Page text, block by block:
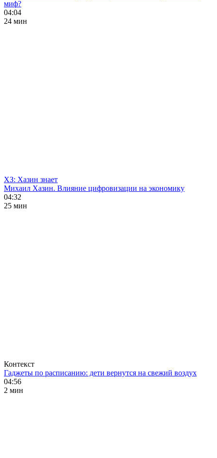
миф?
04:04
24 мин
ХЗ: Хазин знает
Михаил Хазин. Влияние цифровизации на экономику
04:32
25 мин
Контекст
Гаджеты по расписанию: дети вернутся на свежий воздух
04:56
2 мин